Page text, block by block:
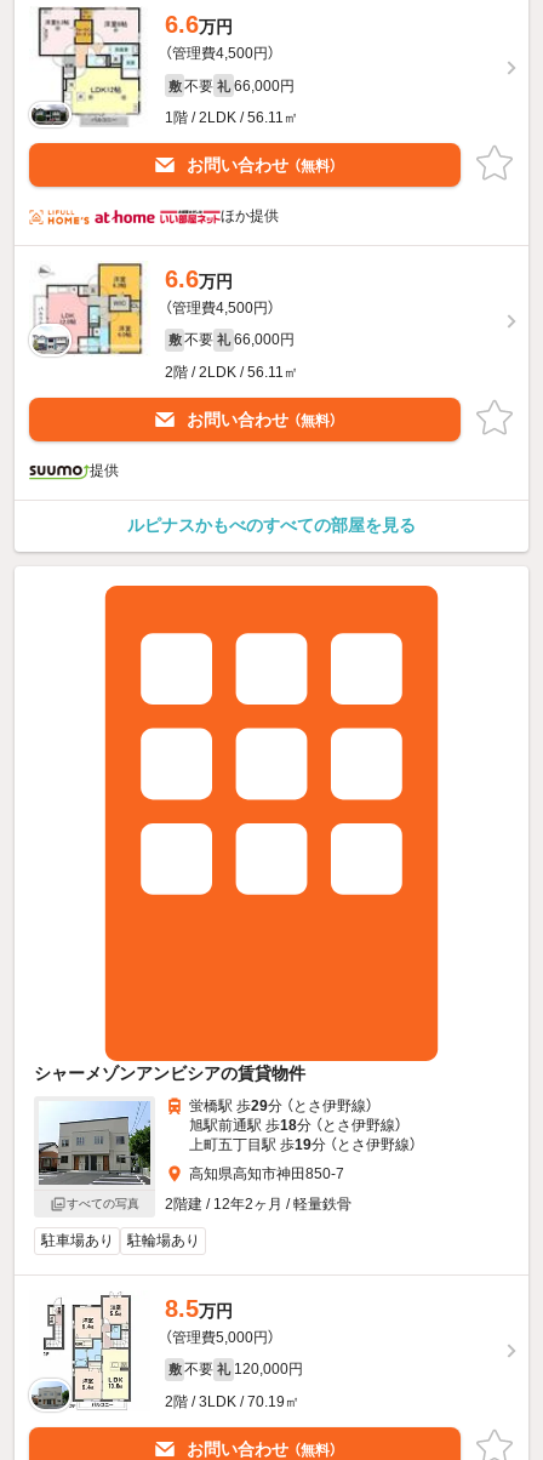
6.6万円
（管理費4,500円）
敷 不要 礼 66,000円
1階 / 2LDK / 56.11㎡
お問い合わせ （無料）
ほか提供
6.6万円
（管理費4,500円）
敷 不要 礼 66,000円
2階 / 2LDK / 56.11㎡
お問い合わせ （無料）
提供
ルピナスかもべのすべての部屋を見る
シャーメゾンアンビシアの賃貸物件
すべての写真
蛍橋駅 歩29分 （とさ伊野線）
旭駅前通駅 歩18分 （とさ伊野線）
上町五丁目駅 歩19分 （とさ伊野線）
高知県高知市神田850-7
2階建 / 12年2ヶ月 / 軽量鉄骨
駐車場あり 駐輪場あり
8.5万円
（管理費5,000円）
敷 不要 礼 120,000円
2階 / 3LDK / 70.19㎡
お問い合わせ （無料）